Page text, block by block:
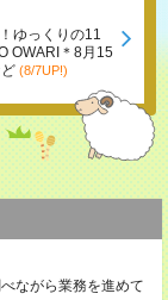
ゆっくりの11
OWARI＊8月15
(8/7UP!)
ながら業務を進めて